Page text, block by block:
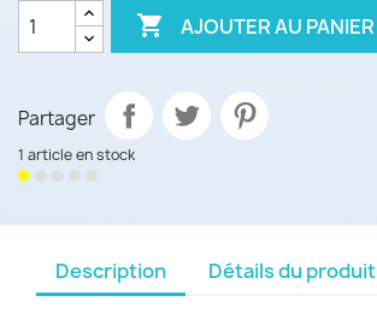
 AJOUTER AU PANIER
Partager
1 article en stock
Description Détails du produit